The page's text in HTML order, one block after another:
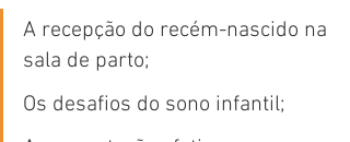
A recepção do recém-nascido na
sala de parto;
Os desafios do sono infantil;